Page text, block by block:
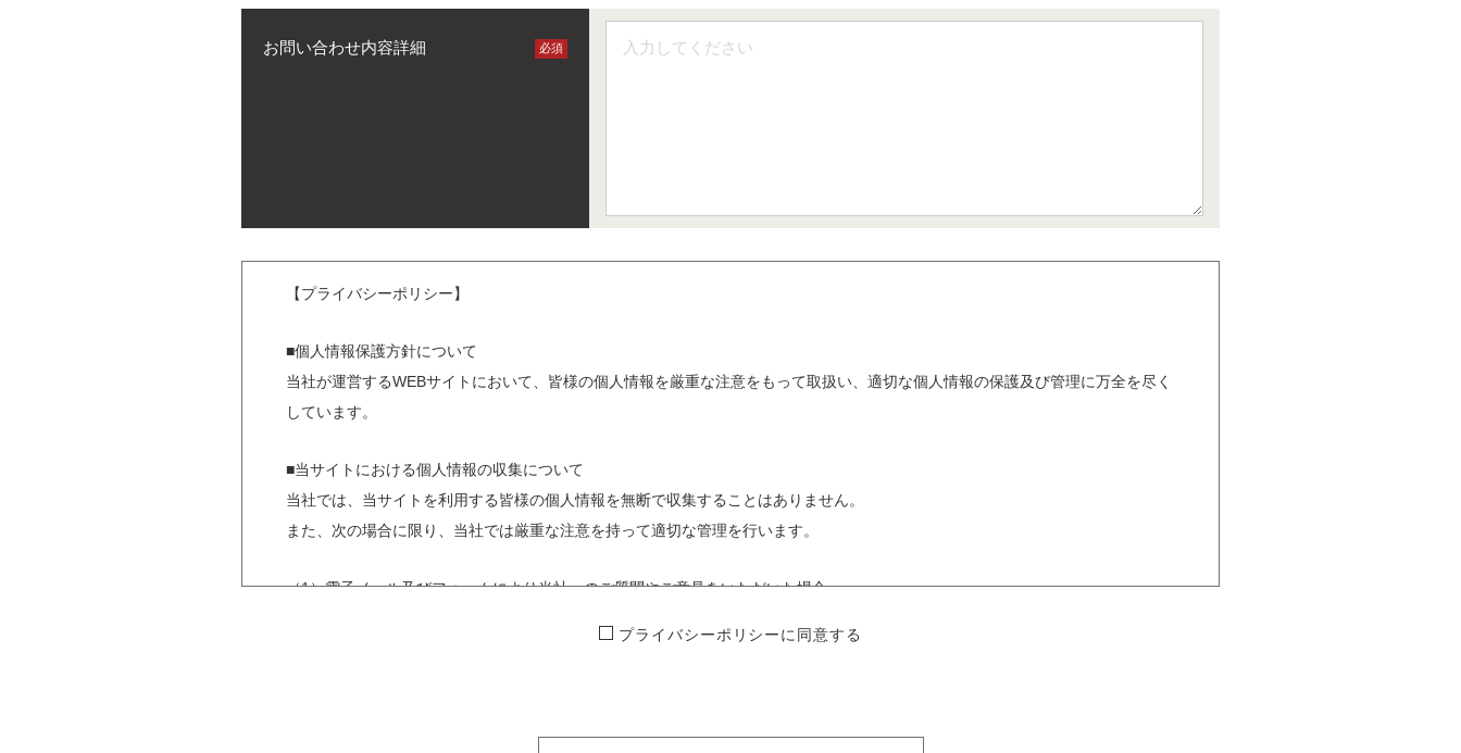
お問い合わせ内容詳細 必須
【プライバシーポリシー】
■個人情報保護方針について
当社が運営するWEBサイトにおいて、皆様の個人情報を厳重な注意をもって取扱い、適切な個人情報の保護及び管理に万全を尽く
しています。
■当サイトにおける個人情報の収集について
当社では、当サイトを利用する皆様の個人情報を無断で収集することはありません。
また、次の場合に限り、当社では厳重な注意を持って適切な管理を行います。
（1）電子メール及びフォームにより当社へのご質問やご意見をいただいた場合。
（3）電子メール及び電話によるお問い合わせ及びご予約などをいただいた場合。
当社では個人情報の管理を行う上で、全てデジタルデータ管理が行われており、収集された個人情報は当社データベースシステム
プ
バ
プライバシーポリシーに同意する